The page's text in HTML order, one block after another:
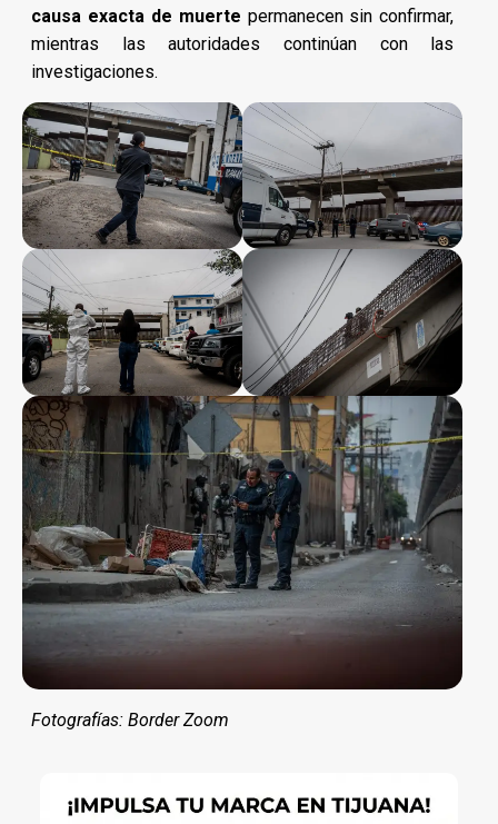
causa exacta de muerte permanecen sin confirmar,
mientras las autoridades continúan con las
investigaciones.
Fotografías: Border Zoom